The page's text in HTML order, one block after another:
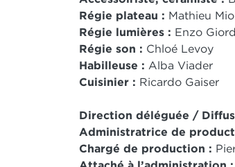
Régie plateau : Mathieu
Régie lumières : Enzo
Régie son : Chloé Levoy
Habilleuse : Alba Viader
Cuisinier : Ricardo Gaiser
Direction déléguée /
Administratrice de
Chargé de production :